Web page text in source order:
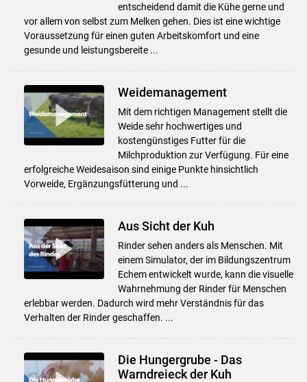
entscheidend damit die Kühe gerne und
vor allem von selbst zum Melken gehen. Dies ist eine wichtige
Voraussetzung für einen guten Arbeitskomfort und eine
gesunde und leistungsbereite ...
Weidemanagement
Mit dem richtigen Management stellt die
Weide sehr hochwertiges und
kostengünstiges Futter für die
Milchproduktion zur Verfügung. Für eine
erfolgreiche Weidesaison sind einige Punkte hinsichtlich
Vorweide, Ergänzungsfütterung und ...
Aus Sicht der Kuh
Rinder sehen anders als Menschen. Mit
einem Simulator, der im Bildungszentrum
Echem entwickelt wurde, kann die visuelle
Wahrnehmung der Rinder für Menschen
erlebbar werden. Dadurch wird mehr Verständnis für das
Verhalten der Rinder geschaffen. ...
Die Hungergrube - Das
Warndreieck der Kuh